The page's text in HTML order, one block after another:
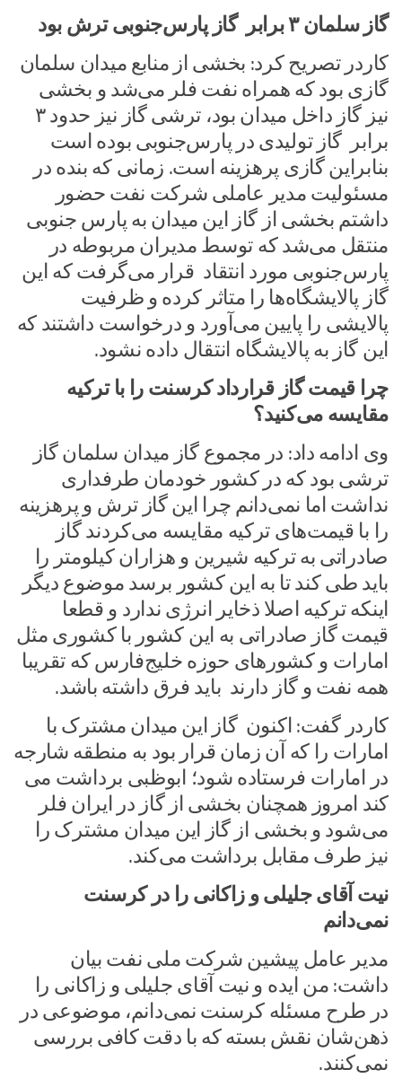
گاز سلمان ۳ برابر گاز پارس‌جنوبی ترش بود
کاردر تصریح کرد: بخشی از منابع میدان سلمان
گازی بود که همراه نفت فلر می‌شد و بخشی
نیز گاز داخل میدان بود، ترشی گاز نیز حدود ۳
برابر گاز تولیدی در پارس‌جنوبی بوده است
بنابراین گازی پرهزینه است. زمانی که بنده در
مسئولیت مدیر عاملی شرکت نفت حضور
داشتم بخشی از گاز این میدان به پارس جنوبی
منتقل می‌شد که توسط مدیران مربوطه در
پارس‌جنوبی مورد انتقاد قرار می‌گرفت که این
گاز پالایشگاه‌ها را متاثر کرده و ظرفیت
پالایشی را پایین می‌آورد و درخواست داشتند که
این گاز به پالایشگاه انتقال داده نشود.
چرا قیمت گاز قرارداد کرسنت را با ترکیه
مقایسه می‌کنید؟
وی ادامه داد: در مجموع گاز میدان سلمان گاز
ترشی بود که در کشور خودمان طرفداری
نداشت اما نمی‌دانم چرا این گاز ترش و پرهزینه
را با قیمت‌های ترکیه مقایسه می‌کردند گاز
صادراتی به ترکیه شیرین و هزاران کیلومتر را
باید طی کند تا به این کشور برسد موضوع دیگر
اینکه ترکیه اصلا ذخایر انرژی ندارد و قطعا
قیمت گاز صادراتی به این کشور با کشوری مثل
امارات و کشورهای حوزه خلیج‌فارس که تقریبا
همه نفت و گاز دارند باید فرق داشته باشد.
کاردر گفت: اکنون گاز این میدان مشترک با
امارات را که آن زمان قرار بود به منطقه شارجه
در امارات فرستاده شود؛ ابوظبی برداشت می
کند امروز همچنان بخشی از گاز در ایران فلر
می‌شود و بخشی از گاز این میدان مشترک را
نیز طرف مقابل برداشت می‌کند.
نیت آقای جلیلی و زاکانی را در کرسنت
نمی‌دانم
مدیر عامل پیشین شرکت ملی نفت بیان
داشت: من ایده و نیت آقای جلیلی و زاکانی را
در طرح مسئله کرسنت نمی‌دانم، موضوعی در
ذهن‌شان نقش بسته که با دقت کافی بررسی
نمی‌کنند.